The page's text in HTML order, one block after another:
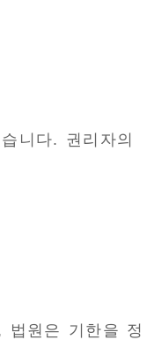
니다. 권리자의
법원은 기한을 정